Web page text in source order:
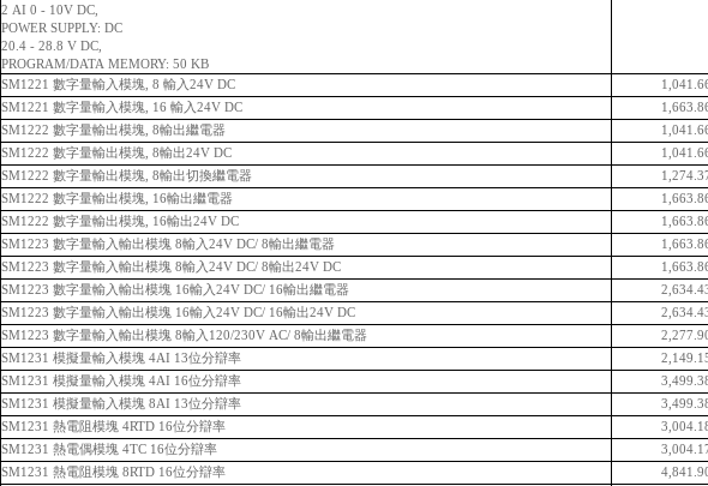
2 AI 0 - 10V DC,
POWER SUPPLY: DC
20.4 - 28.8 V DC,
PROGRAM/DATA MEMORY: 50 KB
SM1221 數字量輸入模塊, 8 輸入24V DC
SM1221 數字量輸入模塊, 16 輸入24V DC
SM1222 數字量輸出模塊, 8輸出繼電器
SM1222 數字量輸出模塊, 8輸出24V DC
SM1222 數字量輸出模塊, 8輸出切換繼電器
SM1222 數字量輸出模塊, 16輸出繼電器
SM1222 數字量輸出模塊, 16輸出24V DC
SM1223 數字量輸入輸出模塊 8輸入24V DC/ 8輸出繼電器
SM1223 數字量輸入輸出模塊 8輸入24V DC/ 8輸出24V DC
SM1223 數字量輸入輸出模塊 16輸入24V DC/ 16輸出繼電器
SM1223 數字量輸入輸出模塊 16輸入24V DC/ 16輸出24V DC
SM1223 數字量輸入輸出模塊 8輸入120/230V AC/ 8輸出繼電器
SM1231 模擬量輸入模塊 4AI 13位分辯率
SM1231 模擬量輸入模塊 4AI 16位分辯率
SM1231 模擬量輸入模塊 8AI 13位分辯率
SM1231 熱電阻模塊 4RTD 16位分辯率
SM1231 熱電偶模塊 4TC 16位分辯率
SM1231 熱電阻模塊 8RTD 16位分辯率